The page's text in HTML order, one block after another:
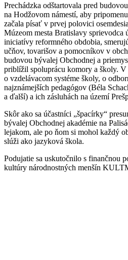
Prechádzka odštartovala pred
na Hodžovom námestí, aby
začala písať v prvej polovici
Múzeom mesta Bratislavy sprievodca
iniciatívy reformného obdobia,
učňov, tovarišov a pomocníkov v
budovou bývalej Obchodnej a
priblížil spoluprácu komory a školy.
o vzdelávacom systéme školy, o
najznámejších pedagógov (Béla
a ďalší) a ich zásluhách na území
Skôr ako sa účastníci „špacírky“
bývalej Obchodnej akadémie na
lejakom, ale po ňom si mohol každý
slúži ako jazyková škola.
Podujatie sa uskutočnilo s finančnou
kultúry národnostných menšín